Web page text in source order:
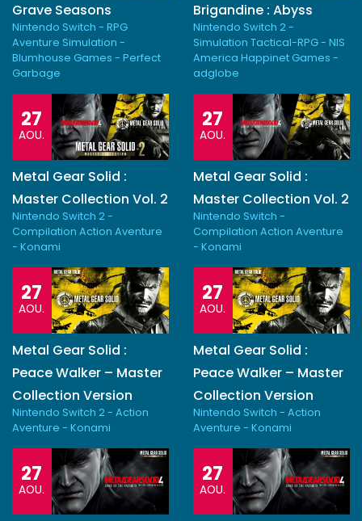
Grave Seasons
Nintendo Switch - RPG
Aventure Simulation -
Blumhouse Games - Perfect
Garbage
Brigandine : Abyss
Nintendo Switch 2 -
Simulation Tactical-RPG - NIS
America Happinet Games -
adglobe
27
AOU.
Metal Gear Solid :
Master Collection Vol. 2
Nintendo Switch 2 -
Compilation Action Aventure
- Konami
27
AOU.
Metal Gear Solid :
Master Collection Vol. 2
Nintendo Switch -
Compilation Action Aventure
- Konami
27
AOU.
Metal Gear Solid :
Peace Walker – Master
Collection Version
Nintendo Switch 2 - Action
Aventure - Konami
27
AOU.
Metal Gear Solid :
Peace Walker – Master
Collection Version
Nintendo Switch - Action
Aventure - Konami
27
AOU.
27
AOU.